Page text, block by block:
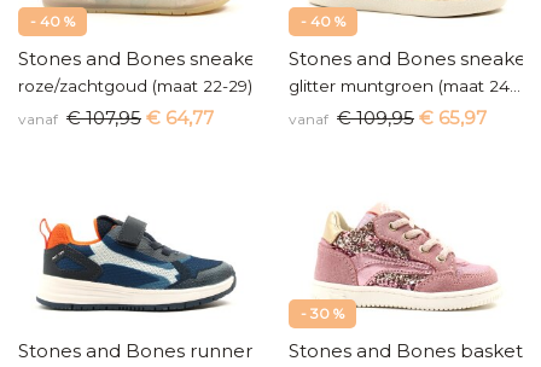
- 40 %
Stones and Bones sneaker
roze/zachtgoud (maat 22-29)
vanaf € 107,95 € 64,77
- 40 %
Stones and Bones sneaker
vanaf € 109,95 € 65,97
Stones and Bones runners
- 30 %
Stones and Bones